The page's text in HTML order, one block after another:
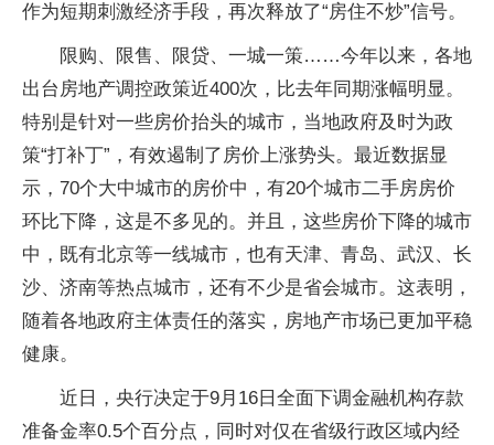
作为短期刺激经济手段，再次释放了“房住不炒”信号。
限购、限售、限贷、一城一策……今年以来，各地
出台房地产调控政策近400次，比去年同期涨幅明显。
特别是针对一些房价抬头的城市，当地政府及时为政
策“打补丁”，有效遏制了房价上涨势头。最近数据显
示，70个大中城市的房价中，有20个城市二手房房价
环比下降，这是不多见的。并且，这些房价下降的城市
中，既有北京等一线城市，也有天津、青岛、武汉、长
沙、济南等热点城市，还有不少是省会城市。这表明，
随着各地政府主体责任的落实，房地产市场已更加平稳
健康。
近日，央行决定于9月16日全面下调金融机构存款
准备金率0.5个百分点，同时对仅在省级行政区域内经